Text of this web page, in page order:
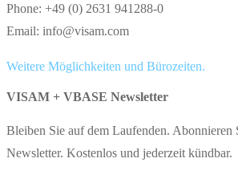
Phone: +49 (0) 2631 941288-0
Email: info@visam.com
Weitere Möglichkeiten und Bürozeiten.
VISAM + VBASE Newsletter
Bleiben Sie auf dem Laufenden.
Newsletter. Kostenlos und jederzeit kündbar.